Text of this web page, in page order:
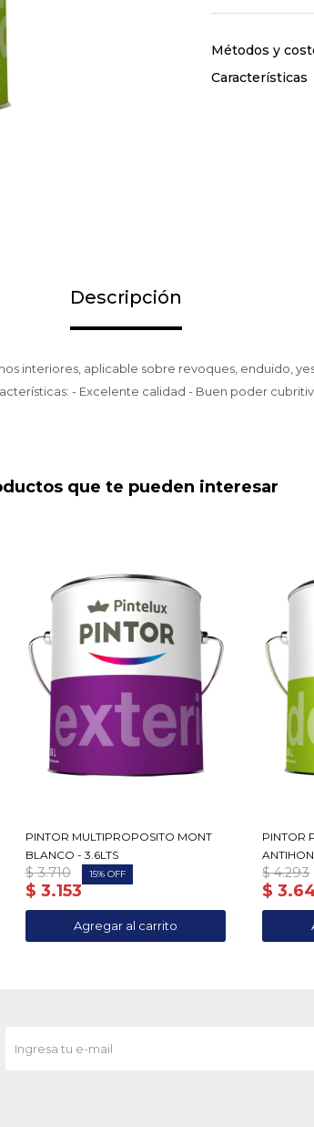
Métodos y
Características
Descripción
interiores, aplicable sobre revoques, enduido,
- Excelente calidad - Buen poder
que te pueden interesar
PINTOR MULTIPROPOSITO MONT
BLANCO - 3.6LTS
$ 3.153
$ 3.710 15
PINTOR
$
$ 4.293